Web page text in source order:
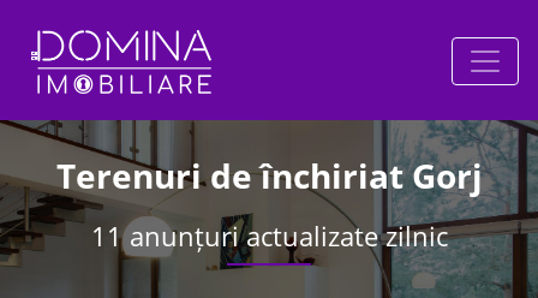
Terenuri de închiriat Gorj
11 anunțuri actualizate zilnic